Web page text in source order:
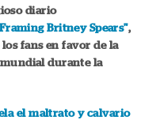
diario
Britney Spears",
fans en favor de la
mundial durante la
el maltrato y calvario